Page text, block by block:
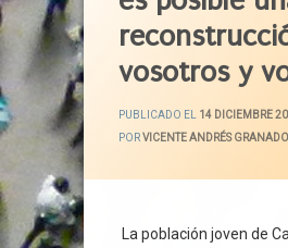
vosotros y
PUBLICADO EL 14 DICIEMBRE
PORVICENTE ANDRÉS GRANADO
La población joven de